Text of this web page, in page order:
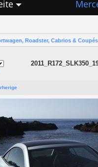
Roadster, Cabrios & Coupés